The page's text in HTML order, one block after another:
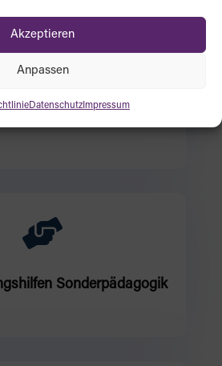
Akzeptieren
Anpassen
Datenschutz Impressum


Sonderpädagogik